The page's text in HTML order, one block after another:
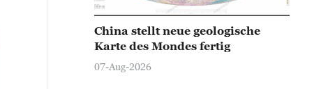
China stellt neue geologische
Karte des Mondes fertig
07-Aug-2026